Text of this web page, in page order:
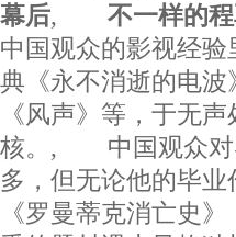
幕后, 不一样的
中国观众的影视经
典《永不消逝的电
《风声》等，于无
核。, 中国观众对
多，但无论他的毕
《罗曼蒂克消亡史